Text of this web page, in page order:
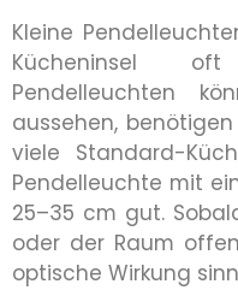
Kleine
Kücheninsel
Pendelleuchten
aussehen,
viele Standard-
Pendelleuchte mit
25–35 cm gut.
oder der Raum
optische Wirkung